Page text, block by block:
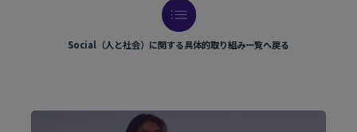
Social（人と社会）に関する具体的取り組み一覧へ戻る